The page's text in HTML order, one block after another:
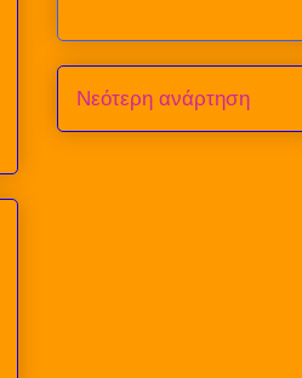
Νεότερη ανάρτηση